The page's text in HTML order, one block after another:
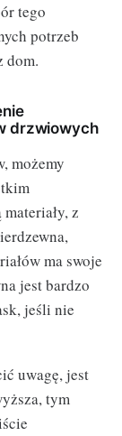
tego
potrzeb
dom.
drzwiowych
możemy
z
ma swoje
jest bardzo
jeśli nie
uwagę, jest
tym